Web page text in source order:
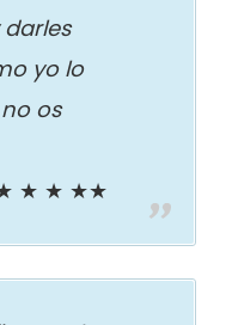
darles
yo lo
os
★ ★ ★ ★★